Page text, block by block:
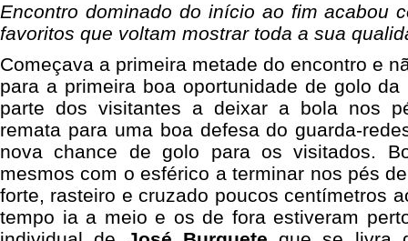
Encontro dominado do início ao fim acabou
favoritos que voltam mostrar toda a sua
Começava a primeira metade do encontro e
para a primeira boa oportunidade de golo
parte dos visitantes a deixar a bola nos
remata para uma boa defesa do guarda-
nova chance de golo para os visitados.
mesmos com o esférico a terminar nos pés
forte, rasteiro e cruzado poucos centímetros
tempo ia a meio e os de fora estiveram